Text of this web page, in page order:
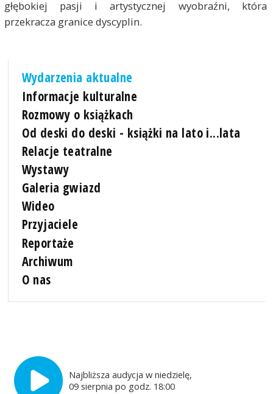
głębokiej pasji i artystycznej wyobraźni, która
przekracza granice dyscyplin.
Wydarzenia aktualne
Informacje kulturalne
Rozmowy o książkach
Od deski do deski - książki na lato i...lata
Relacje teatralne
Wystawy
Galeria gwiazd
Wideo
Przyjaciele
Reportaże
Archiwum
O nas
Najbliższa audycja w niedzielę,
09 sierpnia po godz. 18:00